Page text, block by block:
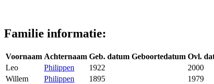
Familie informatie:
Voornaam Achternaam Geb. datum Geboortedatum Ovl.
Leo
Philippen 1922 2000
Willem
Philippen 1895 1979